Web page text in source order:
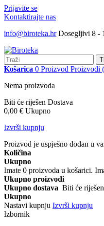
Prijavite se
Kontaktirajte nas
info@biroteka.hr Dosegljivi 8 -
Košarica 0 Proizvod Proizvodi
Nema proizvoda
Biti će riješen Dostava
0,00 € Ukupno
Izvrši kupnju
Proizvod je uspješno dodan u
Količina
Ukupno
Imate 0 proizvoda u košarici.
Ukupno proizvodi
Ukupno dostava Biti će riješen
Ukupno
Nastavi kupnju Izvrši kupnju
Izbornik